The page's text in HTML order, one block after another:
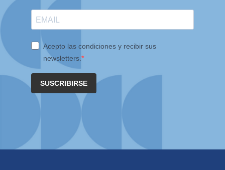
Acepto las condiciones y recibir sus
newsletters.
SUSCRIBIRSE